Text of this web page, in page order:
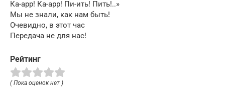
Ка-арр! Ка-арр! Пи-ить! Пить!..»
Мы не знали, как нам быть!
Очевидно, в этот час
Передача не для нас!
Рейтинг
( Пока оценок нет )